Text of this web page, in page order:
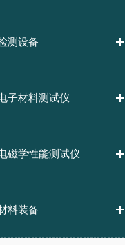
测设备
子材料测试仪
磁学性能测试仪
料装备